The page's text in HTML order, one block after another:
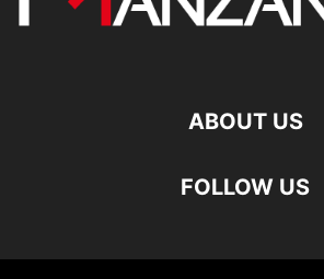
ABOUT US
FOLLOW US